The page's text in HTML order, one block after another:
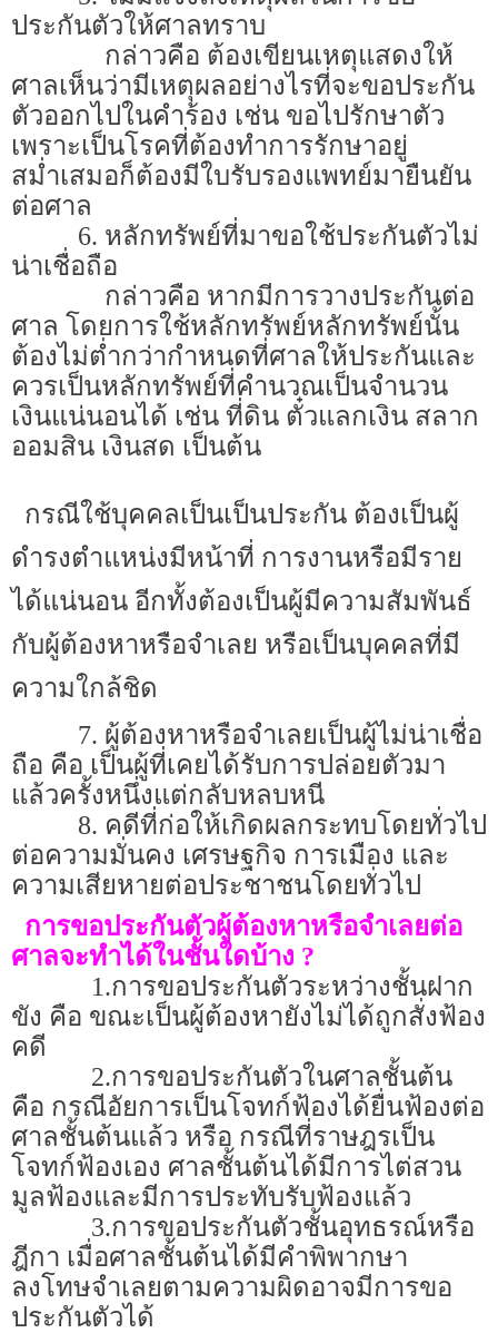
ประกันตัวให้ศาลทราบ
กล่าวคือ ต้องเขียนเหตุแสดงให้
ศาลเห็นว่ามีเหตุผลอย่างไรที่จะขอประกัน
ตัวออกไปในคำร้อง เช่น ขอไปรักษาตัว
เพราะเป็นโรคที่ต้องทำการรักษาอยู่
สม่ำเสมอก็ต้องมีใบรับรองแพทย์มายืนยัน
ต่อศาล
6. หลักทรัพย์ที่มาขอใช้ประกันตัวไม่
น่าเชื่อถือ
กล่าวคือ หากมีการวางประกันต่อ
ศาล โดยการใช้หลักทรัพย์หลักทรัพย์นั้น
ต้องไม่ต่ำกว่ากำหนดที่ศาลให้ประกันและ
ควรเป็นหลักทรัพย์ที่คำนวณเป็นจำนวน
เงินแน่นอนได้ เช่น ที่ดิน ตั๋วแลกเงิน สลาก
ออมสิน เงินสด เป็นต้น
กรณีใช้บุคคลเป็นเป็นประกัน ต้องเป็นผู้
ดำรงตำแหน่งมีหน้าที่ การงานหรือมีราย
ได้แน่นอน อีกทั้งต้องเป็นผู้มีความสัมพันธ์
กับผู้ต้องหาหรือจำเลย หรือเป็นบุคคลที่มี
ความใกล้ชิด
7. ผู้ต้องหาหรือจำเลยเป็นผู้ไม่น่าเชื่อ
ถือ คือ เป็นผู้ที่เคยได้รับการปล่อยตัวมา
แล้วครั้งหนึ่งแต่กลับหลบหนี
8. คดีที่ก่อให้เกิดผลกระทบโดยทั่วไป
ต่อความมั่นคง เศรษฐกิจ การเมือง และ
ความเสียหายต่อประชาชนโดยทั่วไป
การขอประกันตัวผู้ต้องหาหรือจำเลยต่อ
ศาลจะทำได้ในชั้นใดบ้าง ?
1.การขอประกันตัวระหว่างชั้นฝาก
ขัง คือ ขณะเป็นผู้ต้องหายังไม่ได้ถูกสั่งฟ้อง
คดี
2.การขอประกันตัวในศาลชั้นต้น
คือ กรณีอัยการเป็นโจทก์ฟ้องได้ยื่นฟ้องต่อ
ศาลชั้นต้นแล้ว หรือ กรณีที่ราษฎรเป็น
โจทก์ฟ้องเอง ศาลชั้นต้นได้มีการไต่สวน
มูลฟ้องและมีการประทับรับฟ้องแล้ว
3.การขอประกันตัวชั้นอุทธรณ์หรือ
ฎีกา เมื่อศาลชั้นต้นได้มีคำพิพากษา
ลงโทษจำเลยตามความผิดอาจมีการขอ
ประกันตัวได้